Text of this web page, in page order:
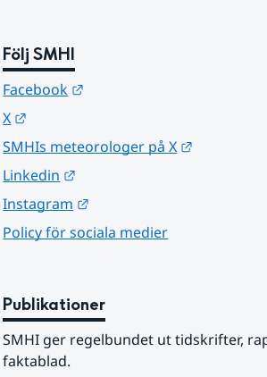
Följ SMHI
Facebook
X
SMHIs meteorologer på X
Linkedin
Instagram
Policy för sociala medier
Publikationer
SMHI ger regelbundet ut tidskrifter,
faktablad.